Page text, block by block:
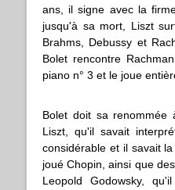
ans, il signe avec la
jusqu'à sa mort, Liszt
Brahms, Debussy et
Bolet rencontre
piano n° 3 et le joue
Bolet doit sa renommée
Liszt, qu'il savait
considérable et il savait
joué Chopin, ainsi que
Leopold Godowsky,